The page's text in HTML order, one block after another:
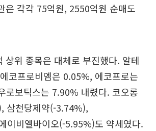
은 각각 75억원, 2550억원 순매도
상위 종목은 대체로 부진했다. 알테
코프로비엠은 0.05%, 에코프로는
로보틱스는 7.90% 내렸다. 코오롱
삼천당제약(-3.74%),
이비엘바이오(-5.95%)도 약세였다.